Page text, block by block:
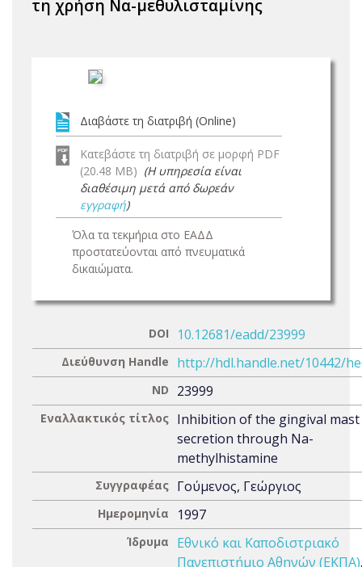
τη χρήση Να-μεθυλισταμίνης
Διαβάστε τη διατριβή (Online)
Κατεβάστε τη διατριβή σε μορφή PDF
(20.48 MB) (Η υπηρεσία είναι
διαθέσιμη μετά από δωρεάν
εγγραφή)
Όλα τα τεκμήρια στο ΕΑΔΔ
προστατεύονται από πνευματικά
δικαιώματα.
DOI 10.12681/eadd/23999
Διεύθυνση Handle http://hdl.handle.net/10442/
ND 23999
Εναλλακτικός τίτλος Inhibition of the gingival mast
secretion through Na-
methylhistamine
Συγγραφέας Γούμενος, Γεώργιος
Ημερομηνία 1997
Ίδρυμα
Εθνικό και Καποδιστριακό
Πανεπιστήμιο Αθηνών (ΕΚΠΑ)